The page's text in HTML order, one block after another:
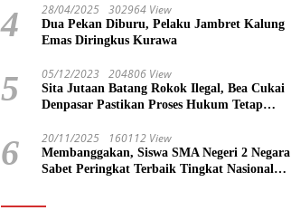
4 28/04/2025 302964 View
Dua Pekan Diburu, Pelaku Jambret Kalung
Emas Diringkus Kurawa
5 05/12/2023 204806 View
Sita Jutaan Batang Rokok Ilegal, Bea Cukai
Denpasar Pastikan Proses Hukum Tetap
6 20/11/2025 160112 View
Membanggakan, Siswa SMA Negeri 2 Negara
Sabet Peringkat Terbaik Tingkat Nasional